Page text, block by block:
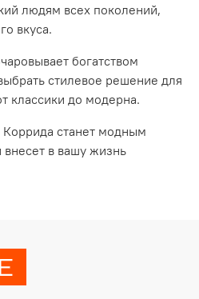
людям всех поколений,
вкуса.
богатством
стилевое решение для
классики до модерна.
станет модным
внесет в вашу жизнь